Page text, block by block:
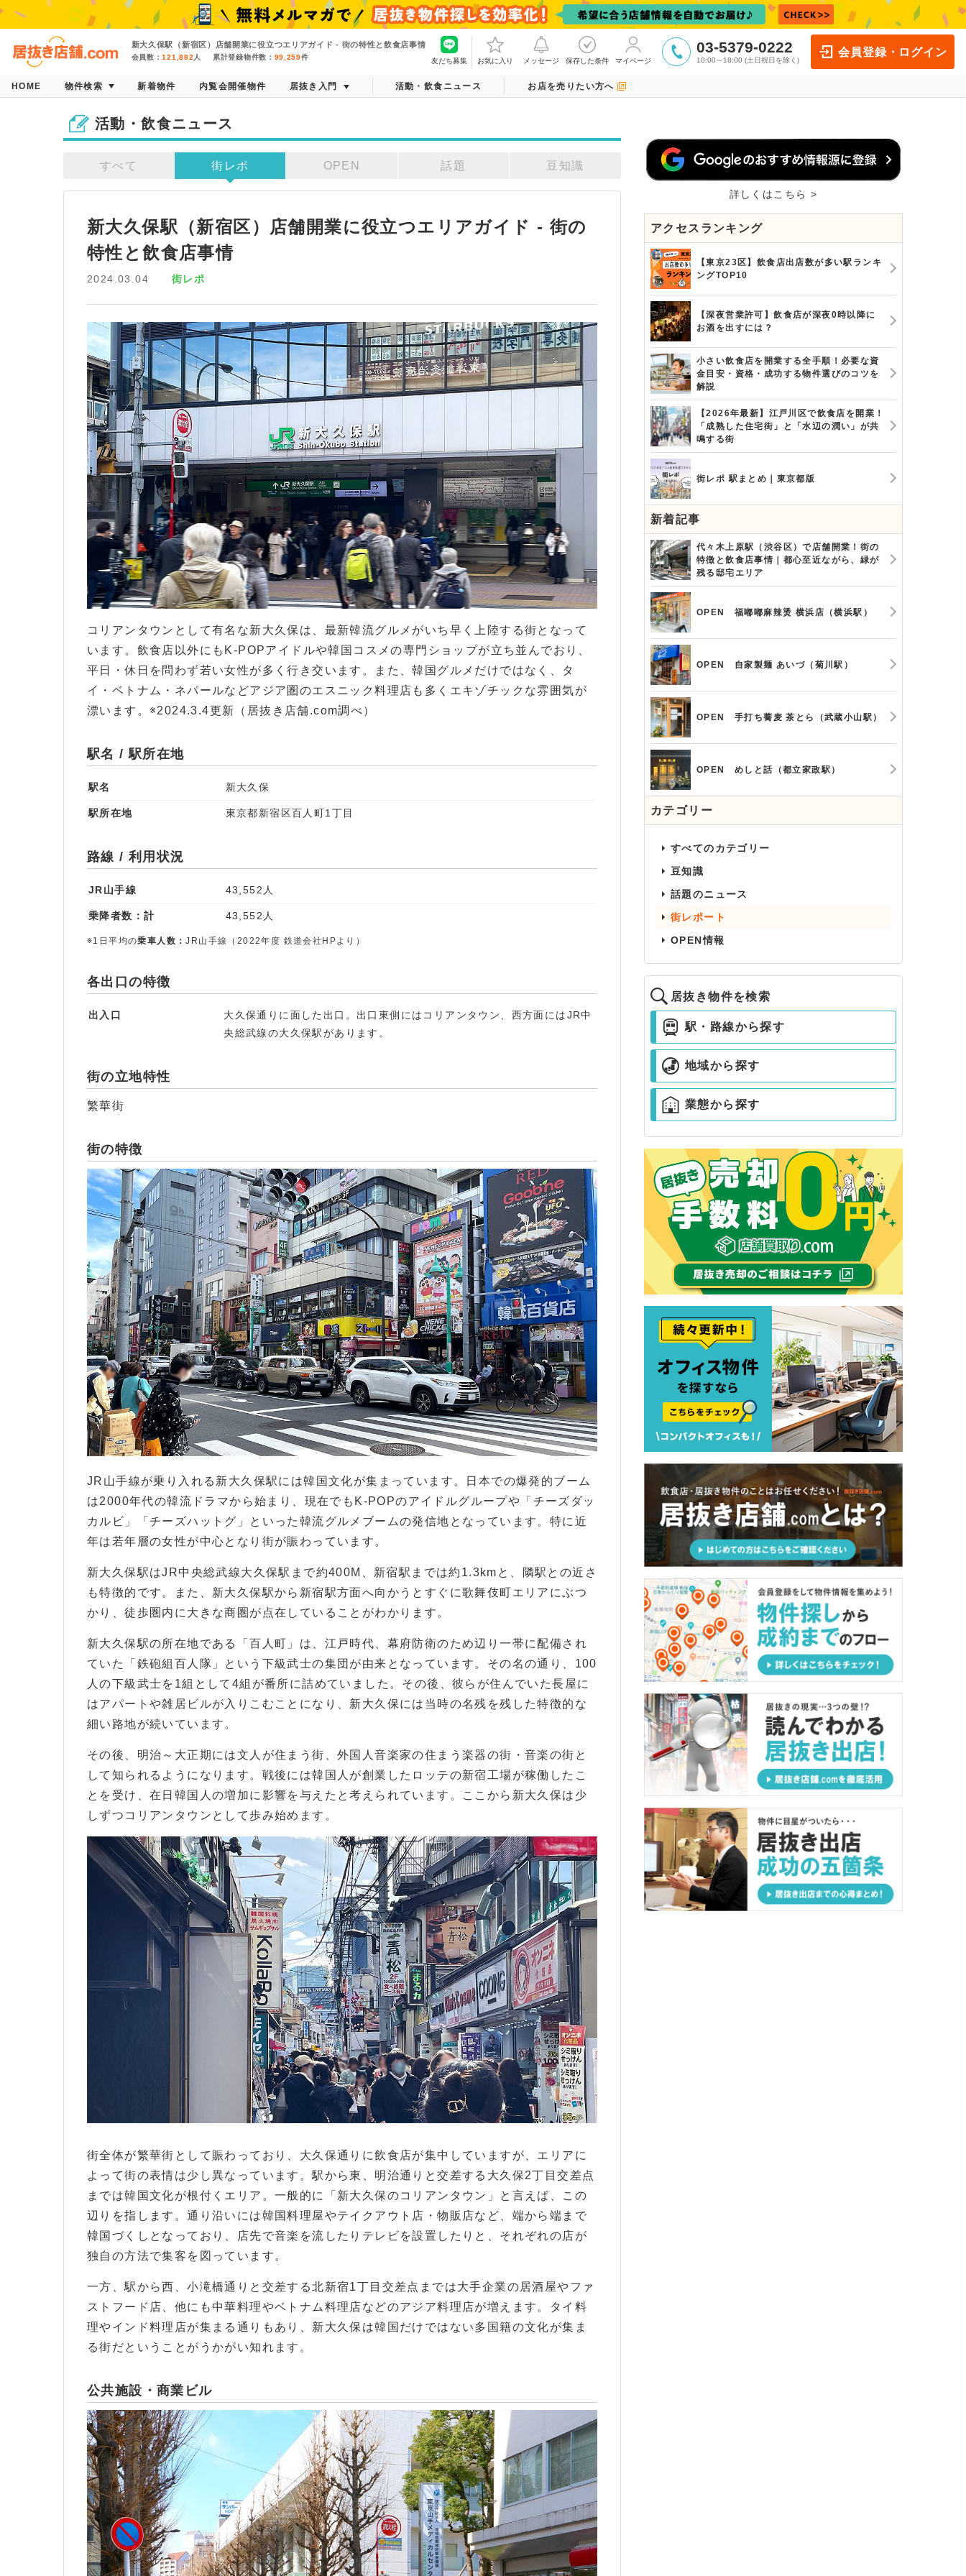
新大久保駅（新宿区）店舗開業に役立つエリアガイド - 街の特性と飲食店事情
会員数：121,882 人 累計登録物件数： 99,259件 友だち募集 お気に入り メッセージ 保存した条件 マイページ
03-5379-0222
10:00～18:00 (土日祝日を除く)
会員登録・ログイン
HOME 物件検索 新着物件 内覧会開催物件 居抜き入門 活動・飲食ニュース お店を売りたい方へ
活動・飲食ニュース
すべて 街レポ OPEN 話題 豆知識
新大久保駅（新宿区）店舗開業に役立つエリアガイド - 街の
特性と飲食店事情
2024.03.04 街レポ
コリアンタウンとして有名な新大久保は、最新韓流グルメがいち早く上陸する街となって
います。飲食店以外にもK-POPアイドルや韓国コスメの専門ショップが立ち並んでおり、
平日・休日を問わず若い女性が多く行き交います。また、韓国グルメだけではなく、タ
イ・ベトナム・ネパールなどアジア圏のエスニック料理店も多くエキゾチックな雰囲気が
漂います。※2024.3.4更新（居抜き店舗.com調べ）
駅名 / 駅所在地
駅名 新大久保
駅所在地 東京都新宿区百人町1丁目
路線 / 利用状況
JR山手線 43,552人
乗降者数：計 43,552人
※1日平均の乗車人数：JR山手線（2022年度 鉄道会社HPより）
各出口の特徴
出入口
大久保通りに面した出口。出口東側にはコリアンタウン、西方面にはJR中
央総武線の大久保駅があります。
街の立地特性
繁華街
街の特徴
JR山手線が乗り入れる新大久保駅には韓国文化が集まっています。日本での爆発的ブーム
は2000年代の韓流ドラマから始まり、現在でもK-POPのアイドルグループや「チーズダッ
カルビ」「チーズハットグ」といった韓流グルメブームの発信地となっています。特に近
年は若年層の女性が中心となり街が賑わっています。
新大久保駅はJR中央総武線大久保駅まで約400M、新宿駅までは約1.3kmと、隣駅との近さ
も特徴的です。また、新大久保駅から新宿駅方面へ向かうとすぐに歌舞伎町エリアにぶつ
かり、徒歩圏内に大きな商圏が点在していることがわかります。
新大久保駅の所在地である「百人町」は、江戸時代、幕府防衛のため辺り一帯に配備され
ていた「鉄砲組百人隊」という下級武士の集団が由来となっています。その名の通り、100
人の下級武士を1組として4組が番所に詰めていました。その後、彼らが住んでいた長屋に
はアパートや雑居ビルが入りこむことになり、新大久保には当時の名残を残した特徴的な
細い路地が続いています。
その後、明治～大正期には文人が住まう街、外国人音楽家の住まう楽器の街・音楽の街と
して知られるようになります。戦後には韓国人が創業したロッテの新宿工場が稼働したこ
とを受け、在日韓国人の増加に影響を与えたと考えられています。ここから新大久保は少
しずつコリアンタウンとして歩み始めます。
街全体が繁華街として賑わっており、大久保通りに飲食店が集中していますが、エリアに
よって街の表情は少し異なっています。駅から東、明治通りと交差する大久保2丁目交差点
までは韓国文化が根付くエリア。一般的に「新大久保のコリアンタウン」と言えば、この
辺りを指します。通り沿いには韓国料理屋やテイクアウト店・物販店など、端から端まで
韓国づくしとなっており、店先で音楽を流したりテレビを設置したりと、それぞれの店が
独自の方法で集客を図っています。
一方、駅から西、小滝橋通りと交差する北新宿1丁目交差点までは大手企業の居酒屋やファ
ストフード店、他にも中華料理やベトナム料理店などのアジア料理店が増えます。タイ料
理やインド料理店が集まる通りもあり、新大久保は韓国だけではない多国籍の文化が集ま
る街だということがうかがい知れます。
公共施設・商業ビル
詳しくはこちら >
アクセスランキング
【東京23区】飲食店出店数が多い駅ランキ
ングTOP10
【深夜営業許可】飲食店が深夜0時以降に
お酒を出すには？
小さい飲食店を開業する全手順！必要な資
金目安・資格・成功する物件選びのコツを
解説
【2026年最新】江戸川区で飲食店を開業！
「成熟した住宅街」と「水辺の潤い」が共
鳴する街
街レポ 駅まとめ｜東京都版
新着記事
代々木上原駅（渋谷区）で店舗開業！街の
特徴と飲食店事情｜都心至近ながら、緑が
残る邸宅エリア
OPEN 福嘟嘟麻辣烫 横浜店（横浜駅）
OPEN 自家製麺 あいづ（菊川駅）
OPEN 手打ち蕎麦 茶とら（武蔵小山駅）
OPEN めしと話（都立家政駅）
カテゴリー
すべてのカテゴリー
豆知識
話題のニュース
街レポート
OPEN情報
居抜き物件を検索
駅・路線から探す
地域から探す
業態から探す